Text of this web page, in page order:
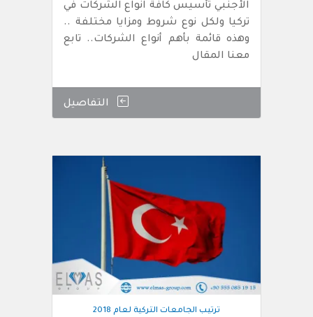
الأجنبي تأسيس كافة انواع الشركات في
تركيا ولكل نوع شروط ومزايا مختلفة ..
وهذه قائمة بأهم أنواع الشركات.. تابع
معنا المقال
التفاصيل
ترتيب الجامعات التركية لعام 2018